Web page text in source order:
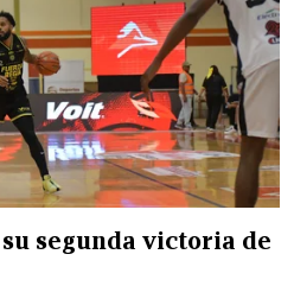
segunda victoria de